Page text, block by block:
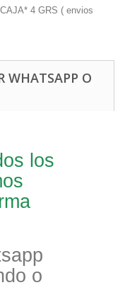
4 GRS ( envios
WHATSAPP O
los
o